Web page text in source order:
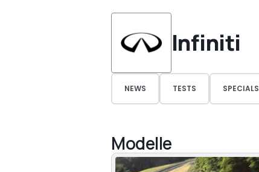
Infiniti
NEWS TESTS SPECIALS
Modelle